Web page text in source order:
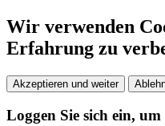
Wir verwenden
Erfahrung zu
Akzeptieren und weiter
Loggen Sie sich ein,